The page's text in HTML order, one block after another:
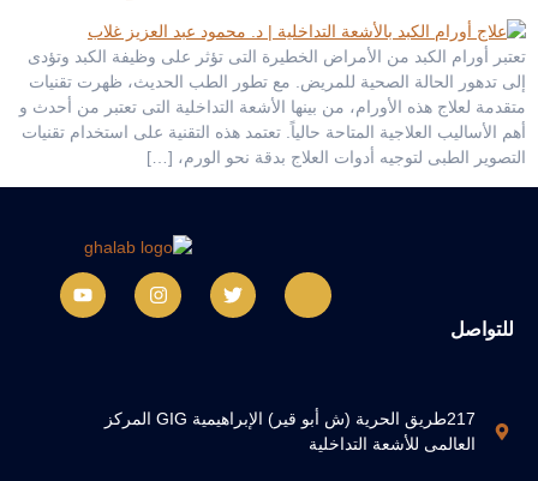
تعتبر أورام الكبد من الأمراض الخطيرة التى تؤثر على وظيفة الكبد وتؤدى
إلى تدهور الحالة الصحية للمريض. مع تطور الطب الحديث، ظهرت تقنيات
متقدمة لعلاج هذه الأورام، من بينها الأشعة التداخلية التى تعتبر من أحدث و
أهم الأساليب العلاجية المتاحة حالياً. تعتمد هذه التقنية على استخدام تقنيات
التصوير الطبى لتوجيه أدوات العلاج بدقة نحو الورم، […]
للتواصل
217طريق الحرية (ش أبو قير) الإبراهيمية GIG المركز
العالمى للأشعة التداخلية